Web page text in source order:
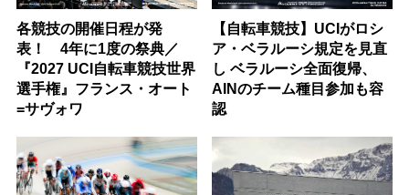
各競技の開催日程が発
表！ 4年に1度の祭典／
『2027 UCI自転車競技世界
選手権』フランス・オート
=サヴォワ
【自転車競技】UCIがロシ
ア・ベラルーシ規定を見直
し ベラルーシ全面復帰、
AINのチーム種目参加も容
認